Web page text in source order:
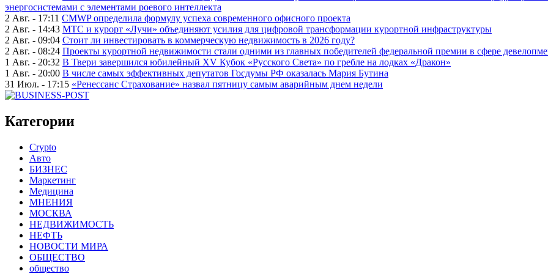
энергосистемами с элементами роевого интеллекта
2 Авг. - 17:11 CMWP определила формулу успеха современного офисного проекта
2 Авг. - 14:43 МТС и курорт «Лучи» объединяют усилия для цифровой трансформации курортной инфраструктуры
2 Авг. - 09:04 Стоит ли инвестировать в коммерческую недвижимость в 2026 году?
2 Авг. - 08:24 Проекты курортной недвижимости стали одними из главных победителей федеральной премии в сфере
1 Авг. - 20:32 В Твери завершился юбилейный XV Кубок «Русского Света» по гребле на лодках «Дракон»
1 Авг. - 20:00 В числе самых эффективных депутатов Госдумы РФ оказалась Мария Бутина
31 Июл. - 17:15 «Ренессанс Страхование» назвал пятницу самым аварийным днем недели
Категории
Crypto
Авто
БИЗНЕС
Маркетинг
Медицина
МНЕНИЯ
МОСКВА
НЕДВИЖИМОСТЬ
НЕФТЬ
НОВОСТИ МИРА
ОБЩЕСТВО
общество